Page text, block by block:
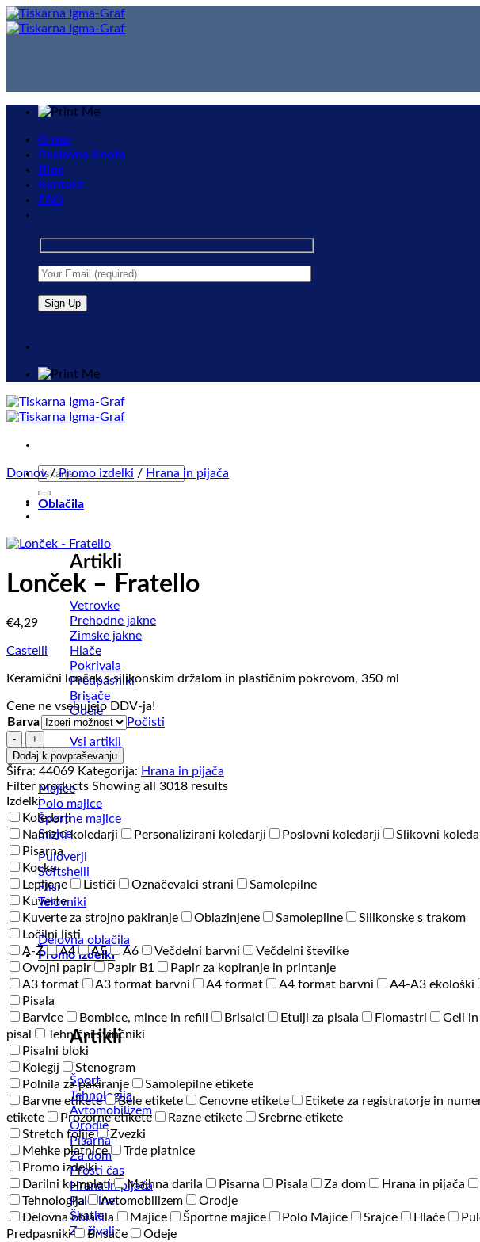
Skip
to
O nas
Poslovne Enote
Blog
Kontakt
FAQ
Išči:
Oblačila
Artikli
Vetrovke
Prehodne jakne
Zimske jakne
Hlače
Pokrivala
Predpasniki
Brisače
Odeje
Vsi artikli
Majice
Polo majice
Športne majice
Srajce
Puloverji
Softshelli
Flisi
Telovniki
Delovna oblačila
Promo izdelki
Artikli
Šport
Tehnologija
Avtomobilizem
Orodje
Pisarna
Za dom
Prosti čas
Hrana in pijača
Palerine
Škatle
Za živali
Domov / Promo izdelki / Hrana in pijača
Lonček – Fratello
€4,29
Castelli
Keramični lonček s silikonskim držalom in plastičnim pokrovom, 350 ml
Cene ne vsebujejo DDV-ja!
Barva
Počisti
Lonček
-
Fratello
količina
Dodaj k povpraševanju
Šifra: 44069 Kategorija: Hrana in pijača
Filter products Showing all 3018 results
Izdelki
Koledarji
Namizni koledarji
Personalizirani koledarji Poslovni koledarji
Slikovni
Pisarna
Kocke
Lepljene
Lističi Označevalci strani
Samolepilne
Kuverte
Kuverte za strojno pakiranje
Oblazinjene Samolepilne
Silikonske s trakom
Ločilni listi
A-Ž
A4 A5 A6 Večdelni barvni
Večdelni številke
Ovojni papir
Papir B1
Papir za kopiranje in printanje
A3 format
A3 format barvni A4 format A4 format barvni A4-A3 ekološki
Pisala
Barvice
Bombice, mince in refili Brisalci Etuiji za pisala Flomastri Geli
pisal
Tehnični svinčniki
Pisalni bloki
Kolegij
Stenogram
Polnila za pakiranje
Samolepilne etikete
Barvne etikete
Bele etikete Cenovne etikete Etikete za registratorje in
etikete
Prozorne etikete Razne etikete
Srebrne etikete
Stretch folije
Zvezki
Mehke platnice
Trde platnice
Promo izdelki
Darilni kompleti
Majhna darila Pisarna Pisala Za dom Hrana in pijača
Tehnologija
Avtomobilizem
Orodje
Delovna oblačila
Majice Športne majice Polo Majice Srajce Hlače
Predpasniki
Brisače
Odeje